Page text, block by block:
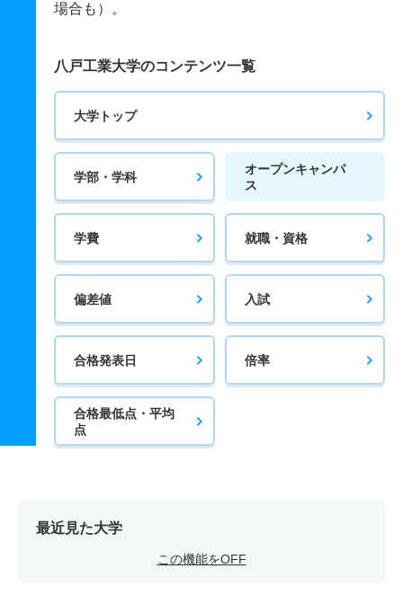
場合も）。
八戸工業大学のコンテンツ一覧
大学トップ
学部・学科
オープンキャンパ
ス
学費 就職・資格
偏差値 入試
合格発表日 倍率
合格最低点・平均
点
最近見た大学
この機能をOFF